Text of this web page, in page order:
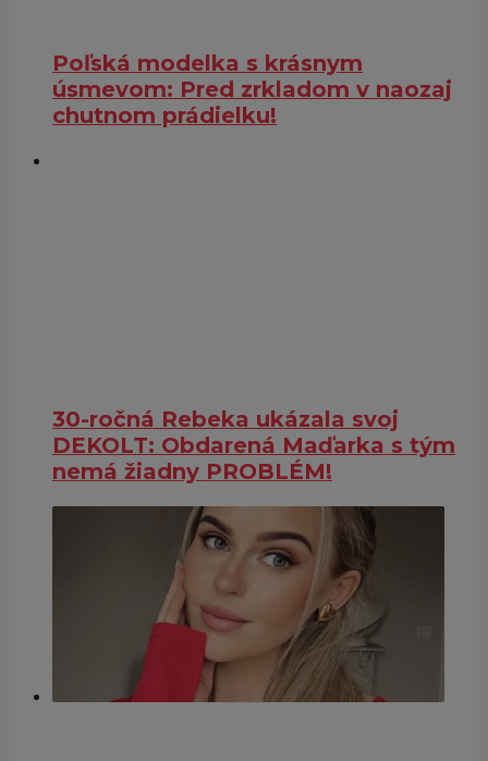
Poľská modelka s krásnym
úsmevom: Pred zrkladom v naozaj
chutnom prádielku!
30-ročná Rebeka ukázala svoj
DEKOLT: Obdarená Maďarka s tým
nemá žiadny PROBLÉM!